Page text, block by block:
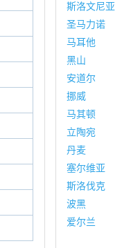
斯洛文尼亚
圣马力诺
马耳他
黑山
安道尔
挪威
马其顿
立陶宛
丹麦
塞尔维亚
斯洛伐克
波黑
爱尔兰